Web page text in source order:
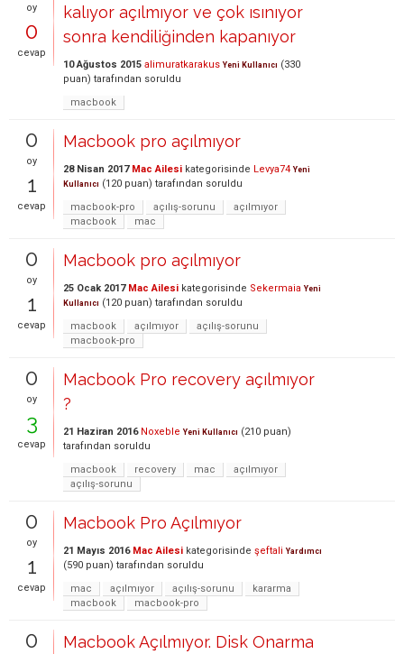
oy
0
cevap
kalıyor açılmıyor ve çok ısınıyor
sonra kendiliğinden kapanıyor
10 Ağustos 2015 alimuratkarakus Yeni Kullanıcı (330
puan) tarafından soruldu
macbook
0
oy
1
cevap
Macbook pro açılmıyor
28 Nisan 2017 Mac Ailesi kategorisinde Levya74 Yeni
Kullanıcı (120 puan) tarafından soruldu
macbook-pro
açılış-sorunu
açılmıyor
macbook
mac
0
oy
1
cevap
Macbook pro açılmıyor
25 Ocak 2017 Mac Ailesi kategorisinde Sekermaia Yeni
Kullanıcı (120 puan) tarafından soruldu
macbook
açılmıyor
açılış-sorunu
macbook-pro
0
oy
3
cevap
Macbook Pro recovery açılmıyor
?
21 Haziran 2016 Noxeble Yeni Kullanıcı (210 puan)
tarafından soruldu
macbook
recovery mac
açılmıyor
açılış-sorunu
0
oy
1
cevap
Macbook Pro Açılmıyor
21 Mayıs 2016 Mac Ailesi kategorisinde şeftali Yardımcı
(590 puan) tarafından soruldu
mac
açılmıyor açılış-sorunu
kararma
macbook
macbook-pro
0
Macbook Açılmıyor. Disk Onarma